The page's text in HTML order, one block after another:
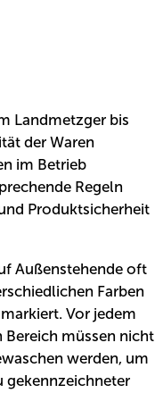
Landmetzger bis
der Waren
im Betrieb
Regeln
Produktsicherheit
Außenstehende oft
Farben
Vor jedem
Bereich müssen nicht
werden, um
gekennzeichneter